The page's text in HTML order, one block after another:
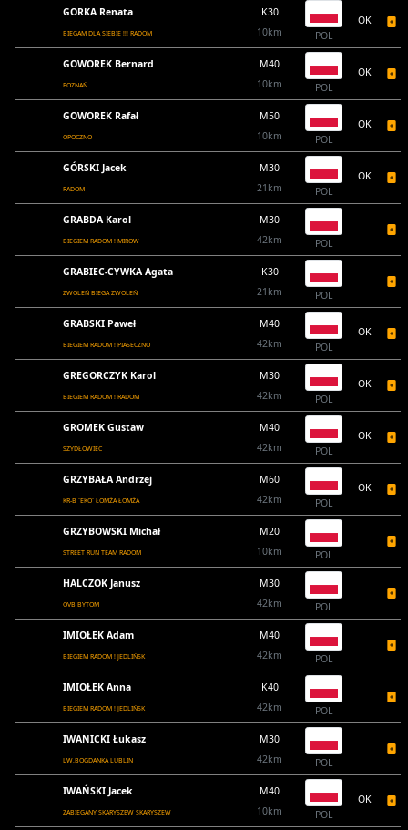
GORKA Renata
BIEGAM DLA SIEBIE !!! RADOM
K30
10km
POL
OK
GOWOREK Bernard
POZNAŃ
M40
10km
POL
OK
GOWOREK Rafał
OPOCZNO
M50
10km
POL
OK
GÓRSKI Jacek
RADOM
M30
21km
POL
OK
GRABDA Karol
BIEGIEM RADOM ! MIROW
M30
42km
POL
GRABIEC-CYWKA Agata
ZWOLEŃ BIEGA ZWOLEŃ
K30
21km
POL
GRABSKI Paweł
BIEGIEM RADOM ! PIASECZNO
M40
42km
POL
OK
GREGORCZYK Karol
BIEGIEM RADOM ! RADOM
M30
42km
POL
OK
GROMEK Gustaw
SZYDŁOWIEC
M40
42km
POL
OK
GRZYBAŁA Andrzej
KR-B `EKO` ŁOMŻA ŁOMŻA
M60
42km
POL
OK
GRZYBOWSKI Michał
STREET RUN TEAM RADOM
M20
10km
POL
HALCZOK Janusz
OVB BYTOM
M30
42km
POL
IMIOŁEK Adam
BIEGIEM RADOM ! JEDLIŃSK
M40
42km
POL
IMIOŁEK Anna
BIEGIEM RADOM ! JEDLIŃSK
K40
42km
POL
IWANICKI Łukasz
LW.BOGDANKA LUBLIN
M30
42km
POL
IWAŃSKI Jacek
ZABIEGANY SKARYSZEW SKARYSZEW
M40
10km
POL
OK